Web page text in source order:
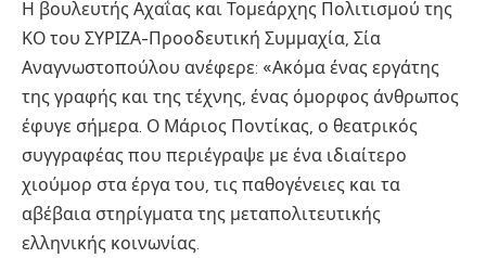
Η βουλευτής Αχαΐας και Τομεάρχης Πολιτισμού της
ΚΟ του ΣΥΡΙΖΑ-Προοδευτική Συμμαχία, Σία
Αναγνωστοπούλου ανέφερε: «Ακόμα ένας εργάτης
της γραφής και της τέχνης, ένας όμορφος άνθρωπος
έφυγε σήμερα. Ο Μάριος Ποντίκας, ο θεατρικός
συγγραφέας που περιέγραψε με ένα ιδιαίτερο
χιούμορ στα έργα του, τις παθογένειες και τα
αβέβαια στηρίγματα της μεταπολιτευτικής
ελληνικής κοινωνίας.